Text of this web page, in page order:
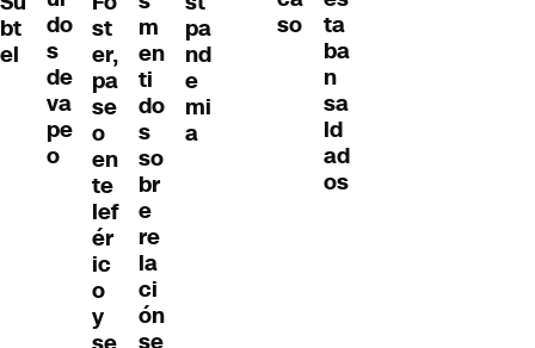
bt
el
do
s
de
va
pe
o
st
er,
pa
se
o
en
te
lef
ér
ic
o
y
m
en
ti
do
s
so
br
e
re
la
ci
ón
se
pa
nd
e
mi
a
so
ta
ba
n
sa
ld
ad
os